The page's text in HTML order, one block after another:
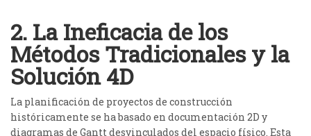
2. La Ineficacia de los
Métodos Tradicionales y la
Solución 4D
La planificación de proyectos de construcción
históricamente se ha basado en documentación 2D y
diagramas de Gantt desvinculados del espacio físico. Esta